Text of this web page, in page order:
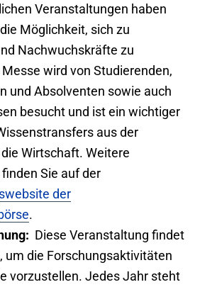
Veranstaltungen haben
Möglichkeit, sich zu
Nachwuchskräfte zu
wird von Studierenden,
und Absolventen sowie auch
besucht und ist ein wichtiger
aus der
Wirtschaft. Weitere
Sie auf der
der
.
Diese Veranstaltung findet
um die Forschungsaktivitäten
vorzustellen. Jedes Jahr steht